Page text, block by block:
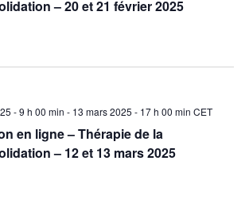
– 20 et 21 février 2025
en ligne – Thérapie de la
– 12 et 13 mars 2025
- 9 h 00 min - 13 mars 2025 - 17 h 00 min CET